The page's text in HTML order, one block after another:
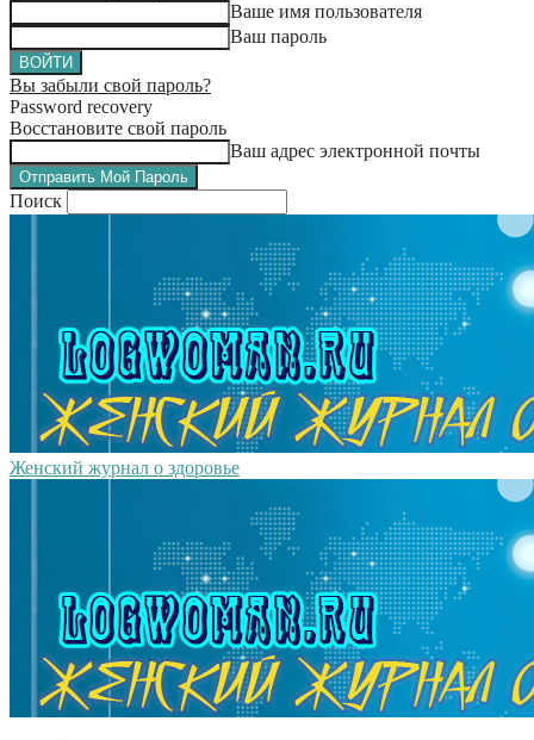
Ваше имя пользователя
Ваш пароль
Вы забыли свой пароль?
Password recovery
Восстановите свой пароль
Ваш адрес электронной почты
Поиск
Женский журнал о здоровье